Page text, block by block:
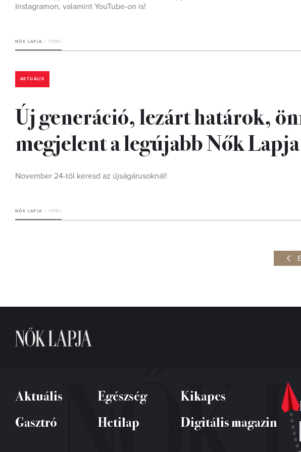
Instagramon, valamint YouTube-on is!
NŐK LAPJA 1 PERC
AKTUÁLIS
Új generáció, lezárt határok,
megjelent a legújabb Nők
November 24-től keresd az újságárusoknál!
NŐK LAPJA 1 PERC
Aktuális Egészség
Kikapcs
Gasztró
Hetilap Digitális magazin